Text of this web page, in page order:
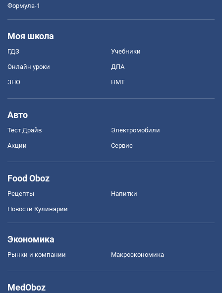
Формула-1
Моя школа
ГДЗ Учебники
Онлайн уроки ДПА
ЗНО НМТ
Авто
Тест Драйв Электромобили
Акции Сервис
Food Oboz
Рецепты Напитки
Новости Кулинарии
Экономика
Рынки и компании Mакроэкономика
MedOboz